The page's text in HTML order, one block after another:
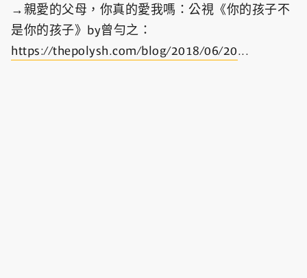
→親愛的父母，你真的愛我嗎：公視《你的孩子不
是你的孩子》by曾勻之：
https://thepolysh.com/blog/2018/06/20...